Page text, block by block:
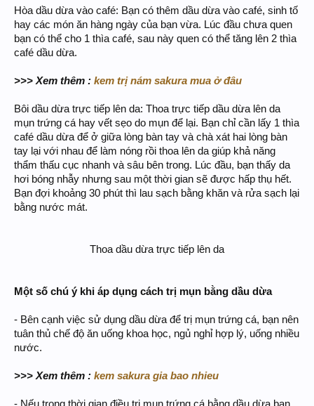
Hòa dầu dừa vào café: Bạn có thêm dầu dừa vào café, sinh tố
hay các món ăn hàng ngày của bạn vừa. Lúc đầu chưa quen
bạn có thể cho 1 thìa café, sau này quen có thể tăng lên 2 thìa
café dầu dừa.
>>> Xem thêm : kem trị nám sakura mua ở đâu
Bôi dầu dừa trực tiếp lên da: Thoa trực tiếp dầu dừa lên da
mụn trứng cá hay vết sẹo do mụn để lại. Bạn chỉ cần lấy 1 thìa
café dầu dừa để ở giữa lòng bàn tay và chà xát hai lòng bàn
tay lại với nhau để làm nóng rồi thoa lên da giúp khả năng
thẩm thấu cục nhanh và sâu bên trong. Lúc đầu, bạn thấy da
hơi bóng nhẫy nhưng sau một thời gian sẽ được hấp thụ hết.
Bạn đợi khoảng 30 phút thì lau sạch bằng khăn và rửa sạch lại
bằng nước mát.
Thoa dầu dừa trực tiếp lên da​
Một số chú ý khi áp dụng cách trị mụn bằng dầu dừa
- Bên cạnh việc sử dụng dầu dừa để trị mụn trứng cá, bạn nên
tuân thủ chế độ ăn uống khoa học, ngủ nghỉ hợp lý, uống nhiều
nước.
>>> Xem thêm : kem sakura gia bao nhieu